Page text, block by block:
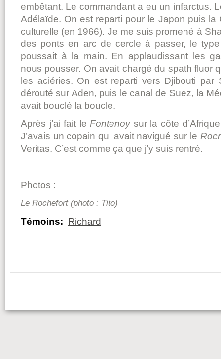
embêtant. Le commandant a eu un infarctus.
Adélaïde. On est reparti pour le Japon puis la
culturelle (en 1966). Je me suis promené à
des ponts en arc de cercle à passer, le
poussait à la main. En applaudissant les
nous pousser. On avait chargé du spath fluor
les aciéries. On est reparti vers Djibouti par
dérouté sur Aden, puis le canal de Suez, la
avait bouclé la boucle.
Après j’ai fait le Fontenoysur la côte
J’avais un copain qui avait navigué sur le
Veritas. C’est comme ça que j’y suis rentré.
Photos :
Le Rochefort (photo : Tito)
Témoins: Richard